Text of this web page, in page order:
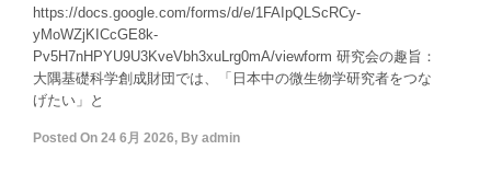
https://docs.google.com/forms/d/e/1FAIpQLScRCy-
yMoWZjKICcGE8k-
Pv5H7nHPYU9U3KveVbh3xuLrg0mA/viewform 研究会の趣旨：
大隅基礎科学創成財団では、「日本中の微生物学研究者をつな
げたい」と
Posted On 24 6月 2026, By admin